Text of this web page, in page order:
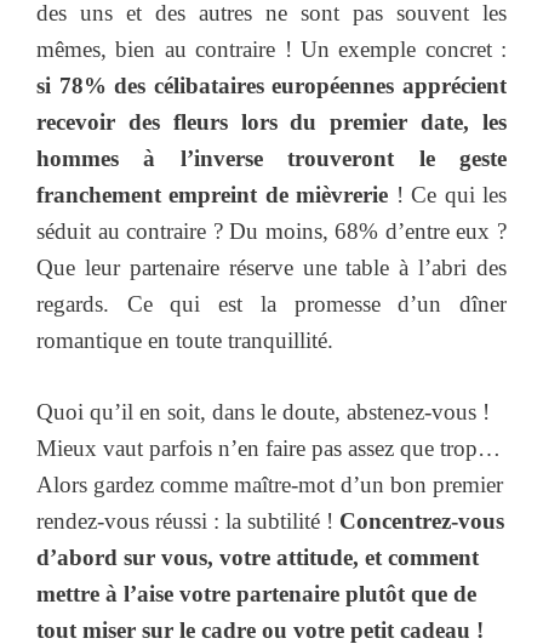
des uns et des autres ne sont pas souvent les
mêmes, bien au contraire ! Un exemple concret :
si 78% des célibataires européennes apprécient
recevoir des fleurs lors du premier date, les
hommes à l’inverse trouveront le geste
franchement empreint de mièvrerie ! Ce qui les
séduit au contraire ? Du moins, 68% d’entre eux ?
Que leur partenaire réserve une table à l’abri des
regards. Ce qui est la promesse d’un dîner
romantique en toute tranquillité.
Quoi qu’il en soit, dans le doute, abstenez-vous !
Mieux vaut parfois n’en faire pas assez que trop…
Alors gardez comme maître-mot d’un bon premier
rendez-vous réussi : la subtilité ! Concentrez-vous
d’abord sur vous, votre attitude, et comment
mettre à l’aise votre partenaire plutôt que de
tout miser sur le cadre ou votre petit cadeau !